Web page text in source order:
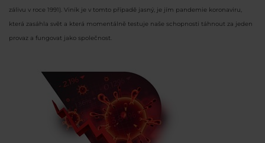
zálivu v roce 1991). Viník je v tomto případě jasný, je jím pandemie koronaviru,
která zasáhla svět a která momentálně testuje naše schopnosti táhnout za jeden
provaz a fungovat jako společnost.